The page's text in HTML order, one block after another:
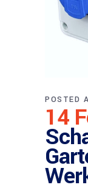
14
POSTED